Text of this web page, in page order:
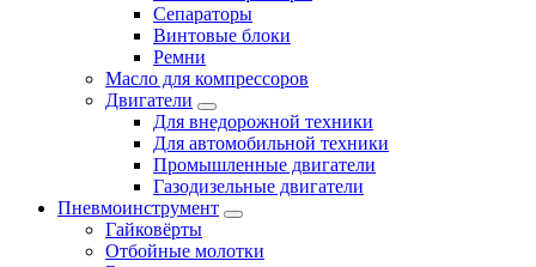
Сепараторы
Винтовые блоки
Ремни
Масло для компрессоров
Двигатели
Для внедорожной техники
Для автомобильной техники
Промышленные двигатели
Газодизельные двигатели
Пневмоинструмент
Гайковёрты
Отбойные молотки